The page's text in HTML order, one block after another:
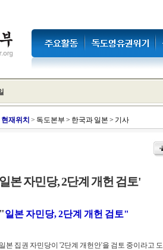
현재위치 > 독도본부 > 한국과 일본 > 기사
일본 자민당, 2단계 개헌 검토'
"일본 자민당, 2단계 개헌 검토"
일본 집권 자민당이 '2단계 개헌안'을 검토 중이라고